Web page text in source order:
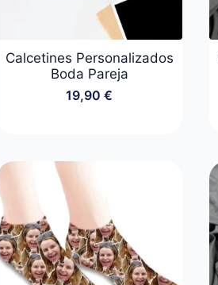
Calcetines Personalizados
Boda Pareja
19,90€